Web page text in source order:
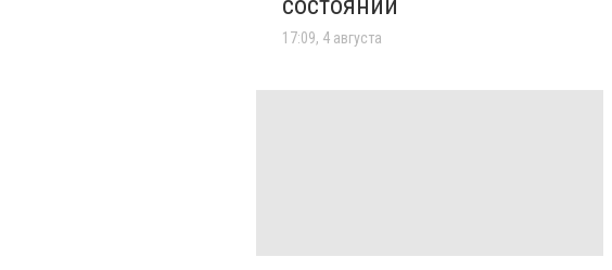
17:09, 4 августа